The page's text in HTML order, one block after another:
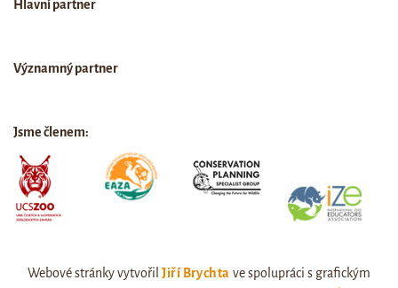
Hlavní partner
Významný partner
Jsme členem:
Webové stránky vytvořilJiří Brychta ve spolupráci s grafickým